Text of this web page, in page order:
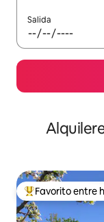
Salida
Favorito entre
Favorito entre